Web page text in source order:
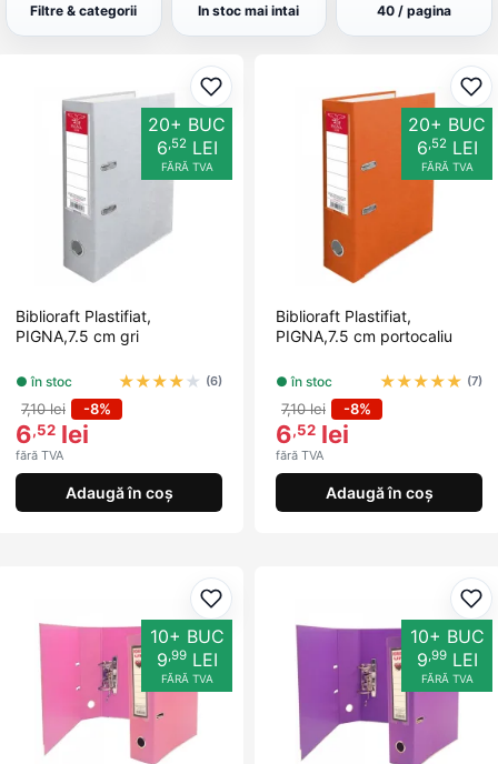
Filtre & categorii In stoc mai intai 40 / pagina
Adaugă la favorite
20+ BUC
6,52LEI
FĂRĂ TVA
Biblioraft Plastifiat,
PIGNA,7.5 cm gri
● în stoc ★★★★ ★ (6)
7,10 lei -8%
6,52 lei
fără TVA
Adaugă în coș
20+ BUC
6,52LEI
FĂRĂ TVA
Biblioraft Plastifiat,
PIGNA,7.5 cm portocaliu
● în stoc ★★★★★ (7)
7,10 lei -8%
6,52 lei
fără TVA
Adaugă în coș
Adaugă la favorite
10+ BUC
9,99LEI
FĂRĂ TVA
10+ BUC
9,99LEI
FĂRĂ TVA